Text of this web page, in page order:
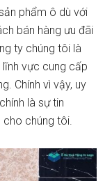
phẩm ô dù với
bán hàng ưu đãi
ty chúng tôi là
vực cung cấp
Chính vì vậy, uy
là sự tin
chúng tôi.